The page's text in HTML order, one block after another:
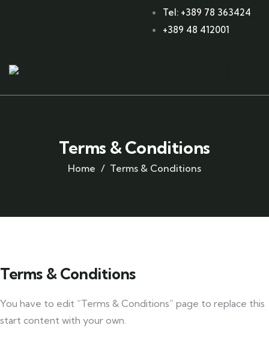
Tel: +389 78 363424
+389 48 412001
Terms & Conditions
Home Terms & Conditions
Terms & Conditions
You have to edit “Terms & Conditions” page to replace this
start content with your own.